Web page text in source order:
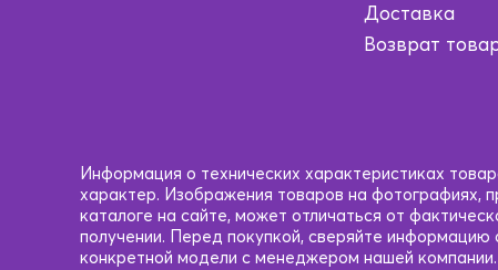
Доставка
Возврат
Информация о технических характеристиках
характер. Изображения товаров на фотографиях,
каталоге на сайте, может отличаться от
получении. Перед покупкой, сверяйте
конкретной модели с менеджером нашей